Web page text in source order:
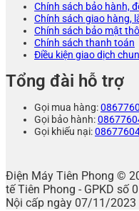
Chính sách bảo hành,
Chính sách giao hàng,
Chính sách bảo mật
Chính sách thanh toán
Điều kiện giao dịch
Tổng đài hỗ trợ
Gọi mua hàng:
Gọi bảo hành:
Gọi khiếu nại:
Điện Máy Tiên Phong ©
tế Tiên Phong - GPKD số
Nội cấp ngày 07/11/2023